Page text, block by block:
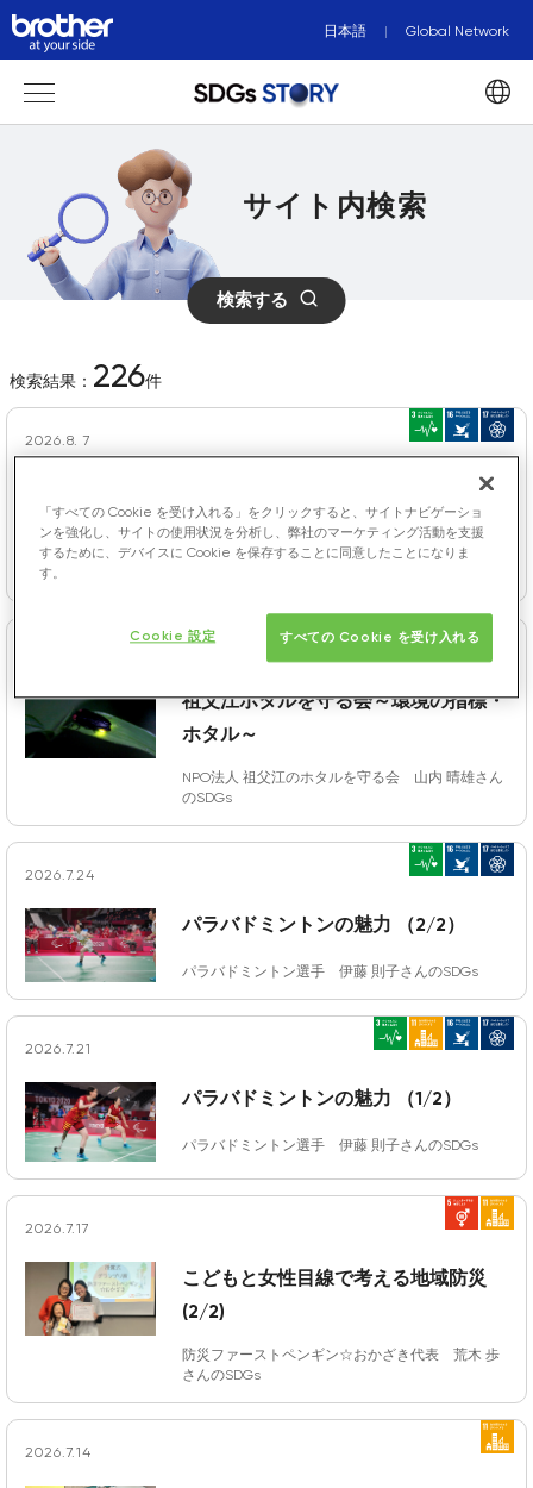
日本語 Global Network
サイト内検索
検索する
検索結果： 226件
2026.8. 7
特定非営利活動法人 日本パラパワーリフティング
連盟理事長・愛知学院大学健康科学部教授 石田 直
祖父江ホタルを守る会～環境の指標・
ホタル～
NPO法人 祖父江のホタルを守る会 山内 晴雄さん
のSDGs
2026.7.24
パラバドミントンの魅力 （2/2）
パラバドミントン選手 伊藤 則子さんのSDGs
2026.7.21
パラバドミントンの魅力 （1/2）
パラバドミントン選手 伊藤 則子さんのSDGs
2026.7.17
こどもと女性目線で考える地域防災
(2/2)
防災ファーストペンギン☆おかざき代表 荒木 歩
さんのSDGs
2026.7.14
「すべての Cookie を受け入れる」をクリックすると、サイトナビゲーショ
ンを強化し、サイトの使用状況を分析し、弊社のマーケティング活動を支援
するために、デバイスに Cookie を保存することに同意したことになりま
す。
すべての Cookie を受け入れる
Cookie 設定